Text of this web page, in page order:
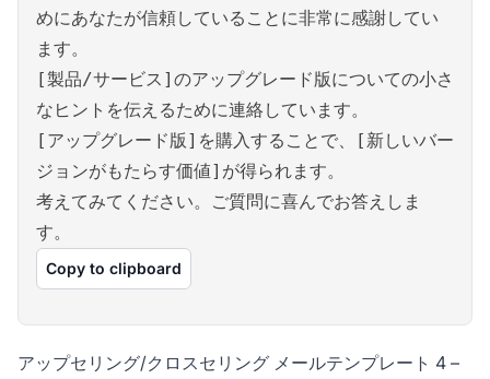
めにあなたが信頼していることに非常に感謝してい
ます。
[製品/サービス]のアップグレード版についての小さ
なヒントを伝えるために連絡しています。
[アップグレード版]を購入することで、[新しいバー
ジョンがもたらす価値]が得られます。
考えてみてください。ご質問に喜んでお答えしま
す。
Copy to clipboard
アップセリング/クロスセリング メールテンプレート 4 –